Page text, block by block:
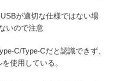
が適切な仕様ではない場
いので注意
C/Type-Cだと認識できず、
使用している。